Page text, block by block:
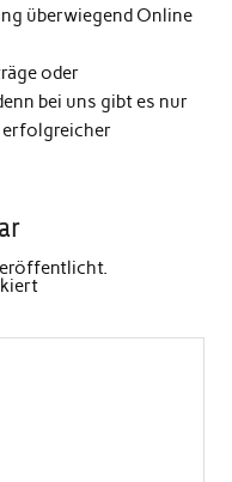
überwiegend Online
oder
bei uns gibt es nur
erfolgreicher